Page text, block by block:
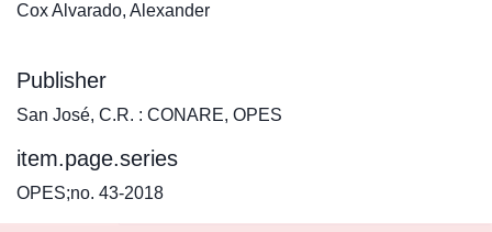
Cox Alvarado, Alexander
Publisher
San José, C.R. : CONARE, OPES
item.page.series
OPES;no. 43-2018